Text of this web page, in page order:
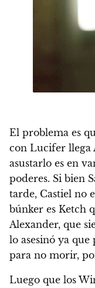
El problema es
con Lucifer llega
asustarlo es en
poderes. Si bien
tarde, Castiel no
búnker es Ketch
Alexander, que
lo asesinó ya que
para no morir,
Luego que los